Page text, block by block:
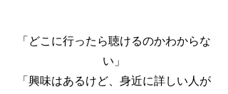
「どこに行ったら聴けるのかわからな
い」
「興味はあるけど、身近に詳しい人が